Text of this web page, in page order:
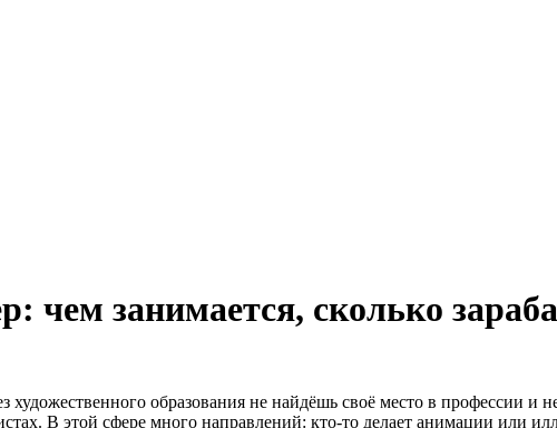
чем занимается, сколько
художественного образования не найдёшь своё место в профессии
В этой сфере много направлений: кто-то делает анимации или